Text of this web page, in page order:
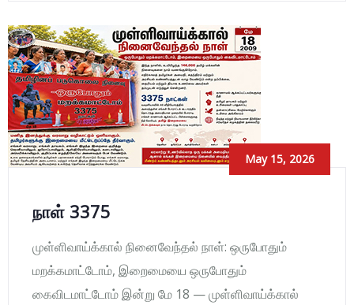
May 15, 2026
நாள் 3375
முள்ளிவாய்க்கால் நினைவேந்தல் நாள்: ஒருபோதும்
மறக்கமாட்டோம், இறைமையை ஒருபோதும்
கைவிடமாட்டோம் இன்று மே 18 — முள்ளிவாய்க்கால்